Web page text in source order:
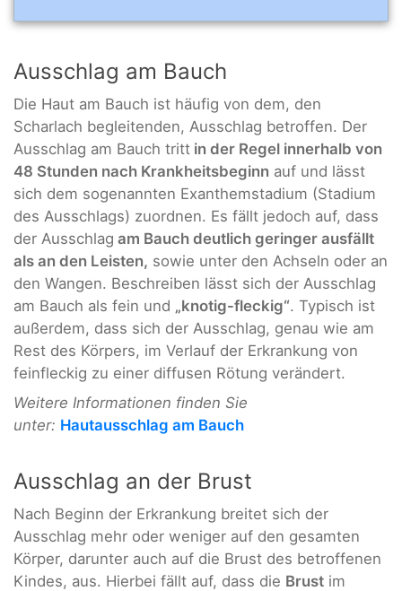
Ausschlag am Bauch
Die Haut am Bauch ist häufig von dem, den
Scharlach begleitenden, Ausschlag betroffen. Der
Ausschlag am Bauch tritt in der Regel innerhalb von
48 Stunden nach Krankheitsbeginn auf und lässt
sich dem sogenannten Exanthemstadium (Stadium
des Ausschlags) zuordnen. Es fällt jedoch auf, dass
der Ausschlag am Bauch deutlich geringer ausfällt
als an den Leisten, sowie unter den Achseln oder an
den Wangen. Beschreiben lässt sich der Ausschlag
am Bauch als fein und „knotig-fleckig“. Typisch ist
außerdem, dass sich der Ausschlag, genau wie am
Rest des Körpers, im Verlauf der Erkrankung von
feinfleckig zu einer diffusen Rötung verändert.
Weitere Informationen finden Sie
unter: Hautausschlag am Bauch
Ausschlag an der Brust
Nach Beginn der Erkrankung breitet sich der
Ausschlag mehr oder weniger auf den gesamten
Körper, darunter auch auf die Brust des betroffenen
Kindes, aus. Hierbei fällt auf, dass die Brust im